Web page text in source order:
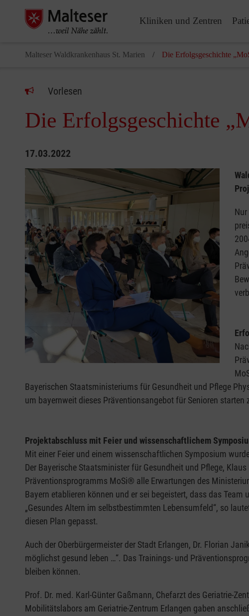
Kliniken und Zentren
Malteser Waldkrankenhaus St. Marien Die Erfolgsgeschichte
Vorlesen
Die Erfolgsgeschichte
17.03.2022
Bayerischen Staatsministeriums für Gesundheit und Pflege
um bayernweit dieses Präventionsangebot für Senioren starten
Projektabschluss mit Feier und wissenschaftlichem
Mit einer Feier und einem wissenschaftlichen Symposium
Der Bayerische Staatsminister für Gesundheit und Pflege,
Präventionsprogramms MoSi® alle Erwartungen des
Bayern etablieren können und er sei begeistert, dass das
„Gesundes Altern im selbstbestimmten Lebensumfeld“, so
diesen Plan gepasst.
Auch der Oberbürgermeister der Stadt Erlangen, Dr. Florian
möglichst gesund leben …“. Das Trainings- und
bleiben können.
Prof. Dr. med. Karl-Günter Gaßmann, Chefarzt des Geriatrie-
Mobilitätslabors am Geriatrie-Zentrum Erlangen gaben